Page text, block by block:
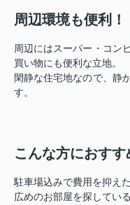
周辺環境も便利！
周辺にはスーパー・コン
買い物にも便利な立地。
閑静な住宅地なので、静
す。
こんな方におすす
駐車場込みで費用を抑え
広めのお部屋を探してい